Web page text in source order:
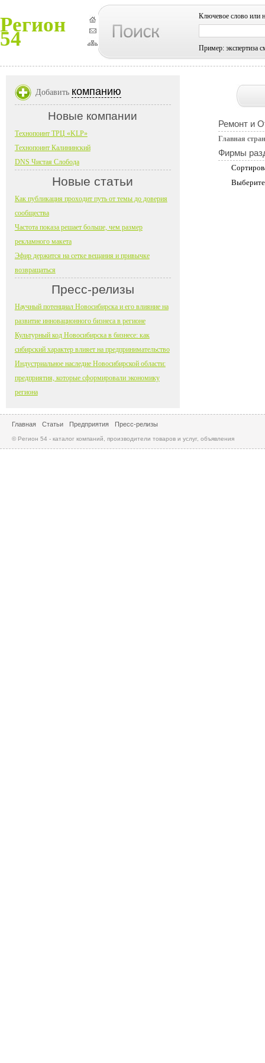
Регион
54
Ключевое слово или
Пример: экспертиза
Ремонт и
Главная
Фирмы
Добавить компанию
Новые компании
Технопоинт ТРЦ «KLP»
Технопоинт Калининский
DNS Чистая Слобода
Новые статьи
Как публикация проходит путь от темы до доверия
сообщества
Частота показа решает больше, чем размер
рекламного макета
Эфир держится на сетке вещания и привычке
возвращаться
Пресс-релизы
Научный потенциал Новосибирска и его влияние на
развитие инновационного бизнеса в регионе
Культурный код Новосибирска в бизнесе: как
сибирский характер влияет на предпринимательство
Индустриальное наследие Новосибирской области:
предприятия, которые сформировали экономику
региона
Главная Статьи Предприятия Пресс-релизы
© Регион 54 - каталог компаний, производители товаров и услуг, объявления